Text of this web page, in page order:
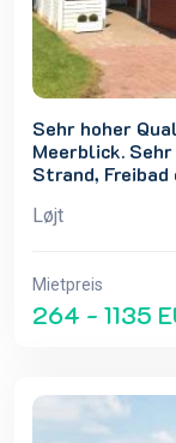
Sehr hoher
Meerblick.
Strand,
Løjt
Mietpreis
264 - 1135